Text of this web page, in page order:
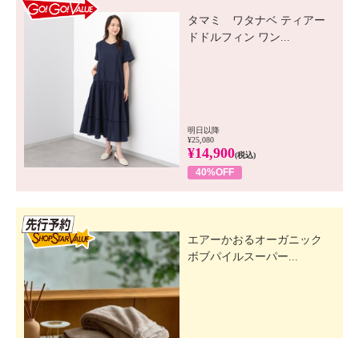
タマミ ワタナベ ティアー
ドドルフィン ワン...
明日以降
¥25,080
¥14,900(税込)
40%OFF
エアーかおるオーガニック
ボブパイルスーパー...